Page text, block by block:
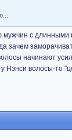
мужчин с длинными
зачем
начинают
у Нэнси волосы-то